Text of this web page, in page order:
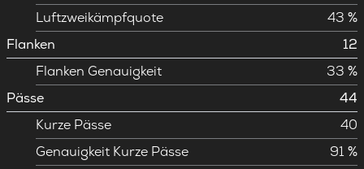
Luftzweikämpfquote
43 %
Flanken
12
Flanken Genauigkeit
33 %
Pässe
44
Kurze Pässe
40
Genauigkeit Kurze Pässe
91 %